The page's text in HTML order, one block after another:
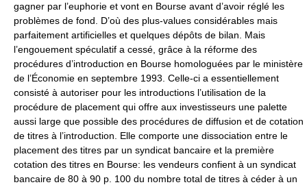
gagner par l’euphorie et vont en Bourse avant d’avoir réglé les
problèmes de fond. D’où des plus-values considérables mais
parfaitement artificielles et quelques dépôts de bilan. Mais
l’engouement spéculatif a cessé, grâce à la réforme des
procédures d’introduction en Bourse homologuées par le ministère
de l’Économie en septembre 1993. Celle-ci a essentiellement
consisté à autoriser pour les introductions l’utilisation de la
procédure de placement qui offre aux investisseurs une palette
aussi large que possible des procédures de diffusion et de cotation
de titres à l’introduction. Elle comporte une dissociation entre le
placement des titres par un syndicat bancaire et la première
cotation des titres en Bourse: les vendeurs confient à un syndicat
bancaire de 80 à 90 p. 100 du nombre total de titres à céder à un